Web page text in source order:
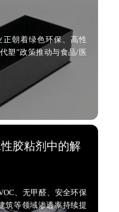
朝着绿色环保、高性
塑”政策推动与食品/医
胶粘剂中的解
、无甲醛、安全环保
筑等领域渗透率持续提